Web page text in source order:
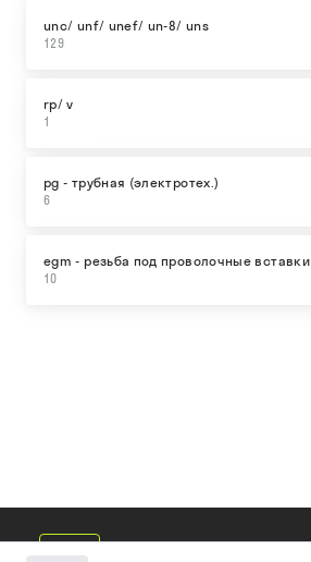
unc/ unf/ unef/ un-8/ uns
129
rp/ v
1
pg - трубная (электротех.)
6
egm - резьба под проволочные вставки
10